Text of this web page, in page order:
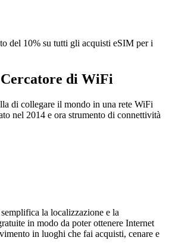
del 10% su tutti gli acquisti eSIM per i
di WiFi
di collegare il mondo in una rete WiFi
nel 2014 e ora strumento di connettività
la localizzazione e la
in modo da poter ottenere Internet
in luoghi che fai acquisti, cenare e